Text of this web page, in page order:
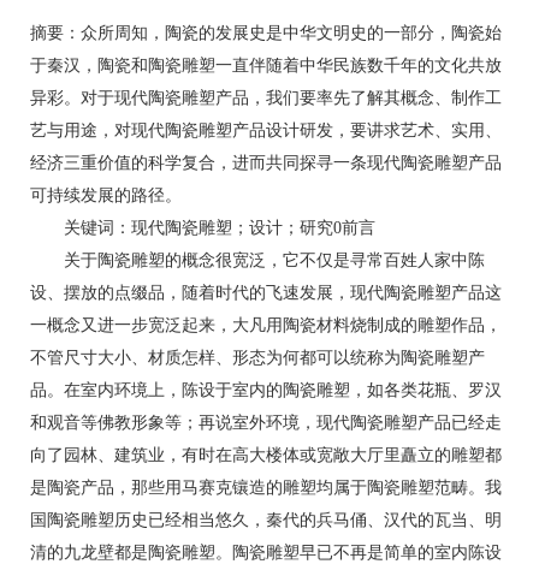
摘要：众所周知，陶瓷的发展史是中华文明史的一部分，陶瓷始
于秦汉，陶瓷和陶瓷雕塑一直伴随着中华民族数千年的文化共放
异彩。对于现代陶瓷雕塑产品，我们要率先了解其概念、制作工
艺与用途，对现代陶瓷雕塑产品设计研发，要讲求艺术、实用、
经济三重价值的科学复合，进而共同探寻一条现代陶瓷雕塑产品
可持续发展的路径。
关键词：现代陶瓷雕塑；设计；研究0前言
关于陶瓷雕塑的概念很宽泛，它不仅是寻常百姓人家中陈
设、摆放的点缀品，随着时代的飞速发展，现代陶瓷雕塑产品这
一概念又进一步宽泛起来，大凡用陶瓷材料烧制成的雕塑作品，
不管尺寸大小、材质怎样、形态为何都可以统称为陶瓷雕塑产
品。在室内环境上，陈设于室内的陶瓷雕塑，如各类花瓶、罗汉
和观音等佛教形象等；再说室外环境，现代陶瓷雕塑产品已经走
向了园林、建筑业，有时在高大楼体或宽敞大厅里矗立的雕塑都
是陶瓷产品，那些用马赛克镶造的雕塑均属于陶瓷雕塑范畴。我
国陶瓷雕塑历史已经相当悠久，秦代的兵马俑、汉代的瓦当、明
清的九龙壁都是陶瓷雕塑。陶瓷雕塑早已不再是简单的室内陈设